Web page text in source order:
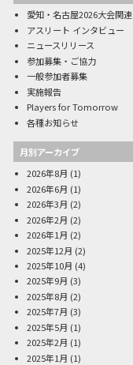
愛知・名古屋2026大会関連
アスリート インタビュー
ニュースリリース
参加募集・ご協力
一般参加者募集
実施報告
Players for Tomorrow
各種お知らせ
月別アーカイブ
2026年8月 (1)
2026年6月 (1)
2026年3月 (2)
2026年2月 (2)
2026年1月 (2)
2025年12月 (2)
2025年10月 (4)
2025年9月 (3)
2025年8月 (2)
2025年7月 (3)
2025年5月 (1)
2025年2月 (1)
2025年1月 (1)